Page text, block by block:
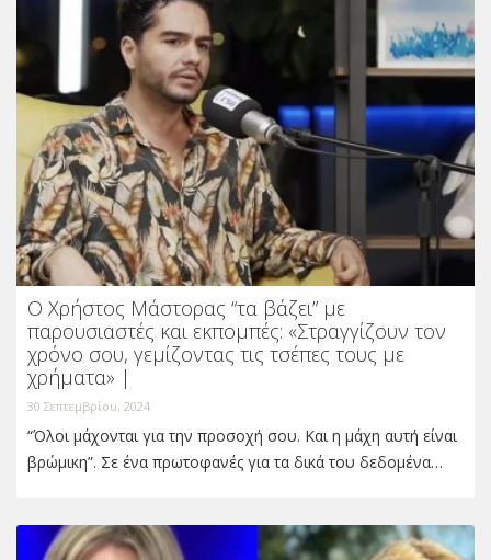
Ο Χρήστος Μάστορας “τα βάζει” με
παρουσιαστές και εκπομπές: «Στραγγίζουν τον
χρόνο σου, γεμίζοντας τις τσέπες τους με
χρήματα» |
30 Σεπτεμβρίου, 2024
“Όλοι μάχονται για την προσοχή σου. Και η μάχη αυτή είναι
βρώμικη”. Σε ένα πρωτοφανές για τα δικά του δεδομένα…